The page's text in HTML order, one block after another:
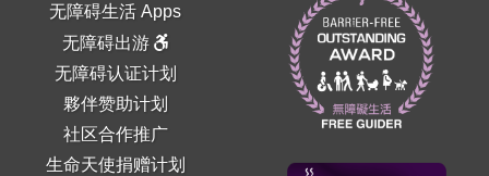
无障碍生活 Apps
无障碍出游
无障碍认证计划
夥伴赞助计划
社区合作推广
生命天使捐赠计划